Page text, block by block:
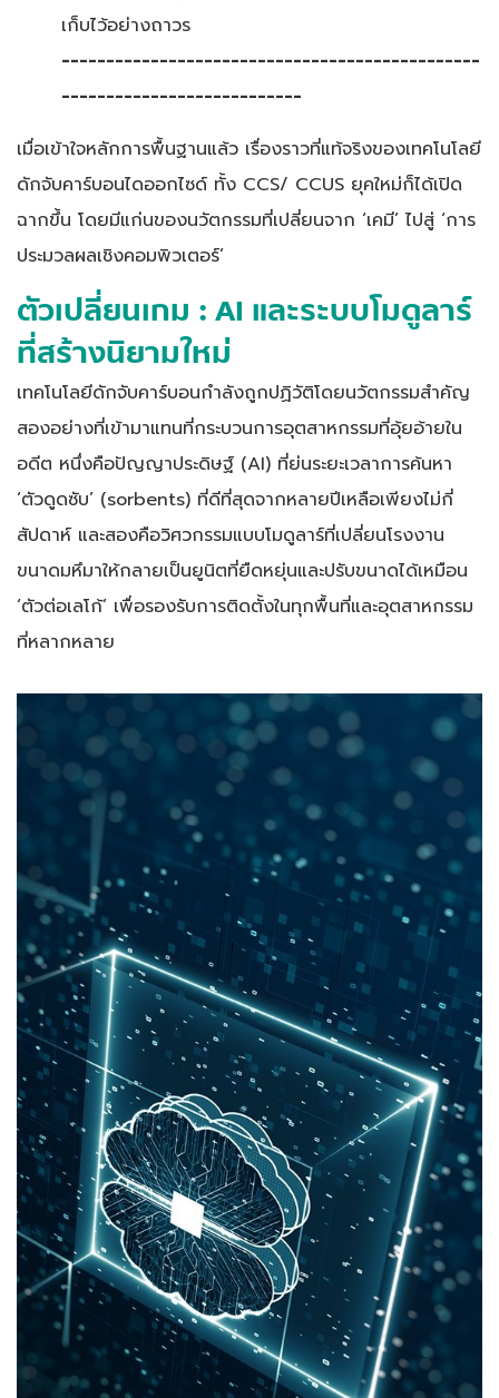
เก็บไว้อย่างถาวร
-----------------------------------------------
---------------------------
เมื่อเข้าใจหลักการพื้นฐานแล้ว เรื่องราวที่แท้จริงของเทคโนโลยี
ดักจับคาร์บอนไดออกไซด์ ทั้ง CCS/ CCUS ยุคใหม่ก็ได้เปิด
ฉากขึ้น โดยมีแก่นของนวัตกรรมที่เปลี่ยนจาก ‘เคมี’ ไปสู่ ‘การ
ประมวลผลเชิงคอมพิวเตอร์’
ตัวเปลี่ยนเกม :AI และระบบโมดูลาร์
ที่สร้างนิยามใหม่
เทคโนโลยีดักจับคาร์บอนกำลังถูกปฏิวัติโดยนวัตกรรมสำคัญ
สองอย่างที่เข้ามาแทนที่กระบวนการอุตสาหกรรมที่อุ้ยอ้ายใน
อดีต หนึ่งคือปัญญาประดิษฐ์ (AI) ที่ย่นระยะเวลาการค้นหา
‘ตัวดูดซับ’ (sorbents) ที่ดีที่สุดจากหลายปีเหลือเพียงไม่กี่
สัปดาห์ และสองคือวิศวกรรมแบบโมดูลาร์ที่เปลี่ยนโรงงาน
ขนาดมหึมาให้กลายเป็นยูนิตที่ยืดหยุ่นและปรับขนาดได้เหมือน
‘ตัวต่อเลโก้’ เพื่อรองรับการติดตั้งในทุกพื้นที่และอุตสาหกรรม
ที่หลากหลาย